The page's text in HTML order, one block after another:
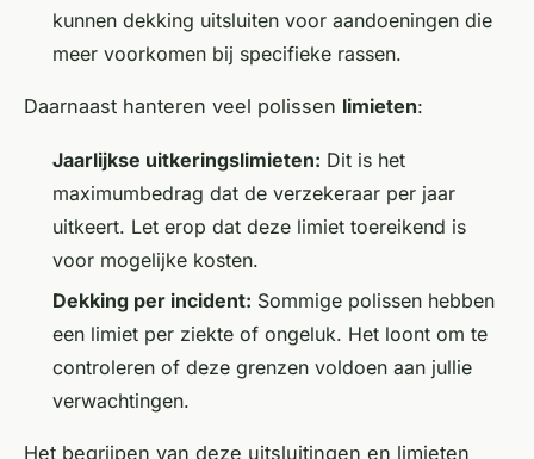
kunnen dekking uitsluiten voor aandoeningen die
meer voorkomen bij specifieke rassen.
Daarnaast hanteren veel polissen limieten:
Jaarlijkse uitkeringslimieten: Dit is het
maximumbedrag dat de verzekeraar per jaar
uitkeert. Let erop dat deze limiet toereikend is
voor mogelijke kosten.
Dekking per incident: Sommige polissen hebben
een limiet per ziekte of ongeluk. Het loont om te
controleren of deze grenzen voldoen aan jullie
verwachtingen.
Het begrijpen van deze uitsluitingen en limieten